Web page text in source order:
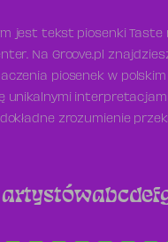
jest tekst piosenki Taste
Na Groove.pl
piosenek w
unikalnymi
zrozumienie
abcdef